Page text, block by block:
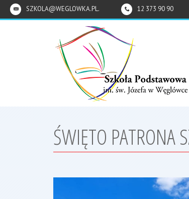
SZKOLA@WEGLOWKA.PL. 12 373 90 90
ŚWIĘTO PATRONA